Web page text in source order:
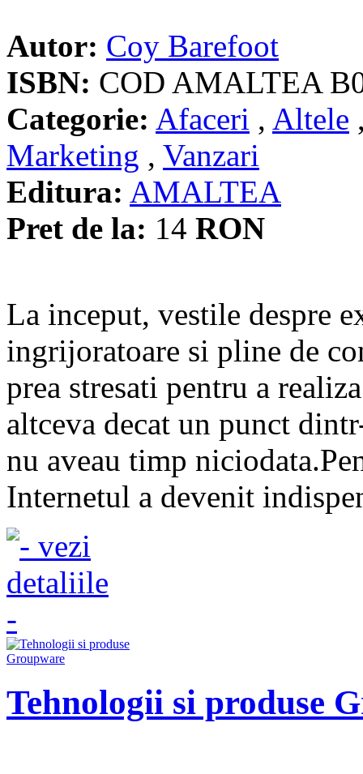
Autor: Coy Barefoot
ISBN: COD AMALTEA
Categorie: Afaceri , Altele
Marketing , Vanzari
Editura: AMALTEA
Pret de la: 14 RON
La inceput, vestile despre
ingrijoratoare si pline de
prea stresati pentru a
altceva decat un punct
nu aveau timp
Internetul a devenit
Tehnologii si produse